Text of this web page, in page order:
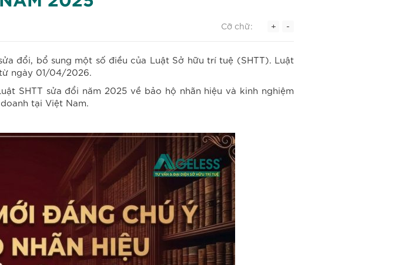
Cỡ chữ: + -
đổi, bổ sung một số điều của Luật Sở hữu trí tuệ (SHTT). Luật
ngày 01/04/2026.
SHTT sửa đổi năm 2025 về bảo hộ nhãn hiệu và kinh nghiệm
tại Việt Nam.